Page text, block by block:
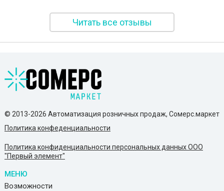
Читать все отзывы
© 2013-2026 Автоматизация розничных продаж, Сомерс.маркет
Политика конфеденциальности
Политика конфиденциальности персональных данных ООО
"Первый элемент"
МЕНЮ
Возможности